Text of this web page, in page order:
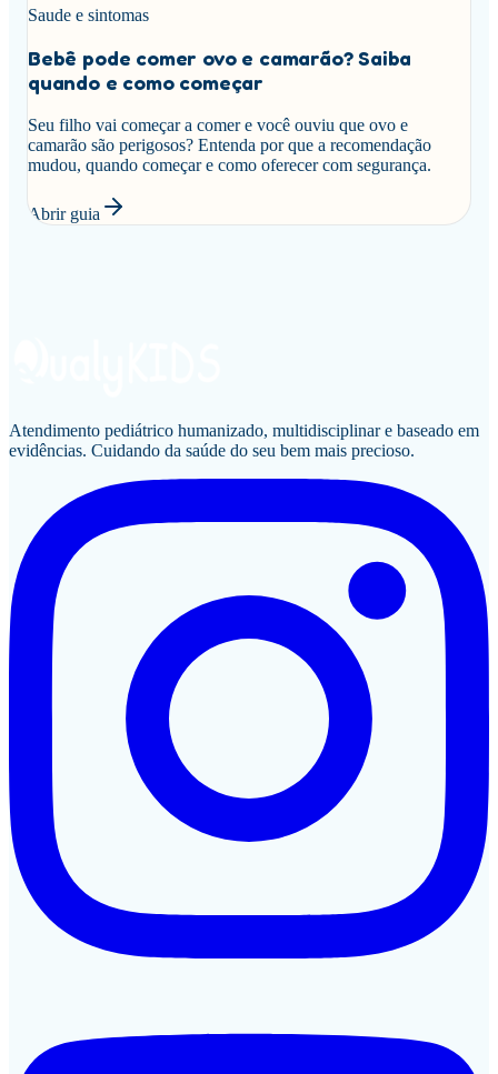
Saude e sintomas
Bebê pode comer ovo e camarão? Saiba
quando e como começar
Seu filho vai começar a comer e você ouviu que ovo e
camarão são perigosos? Entenda por que a recomendação
mudou, quando começar e como oferecer com segurança.
Abrir guia
Atendimento pediátrico humanizado, multidisciplinar e baseado em
evidências. Cuidando da saúde do seu bem mais precioso.